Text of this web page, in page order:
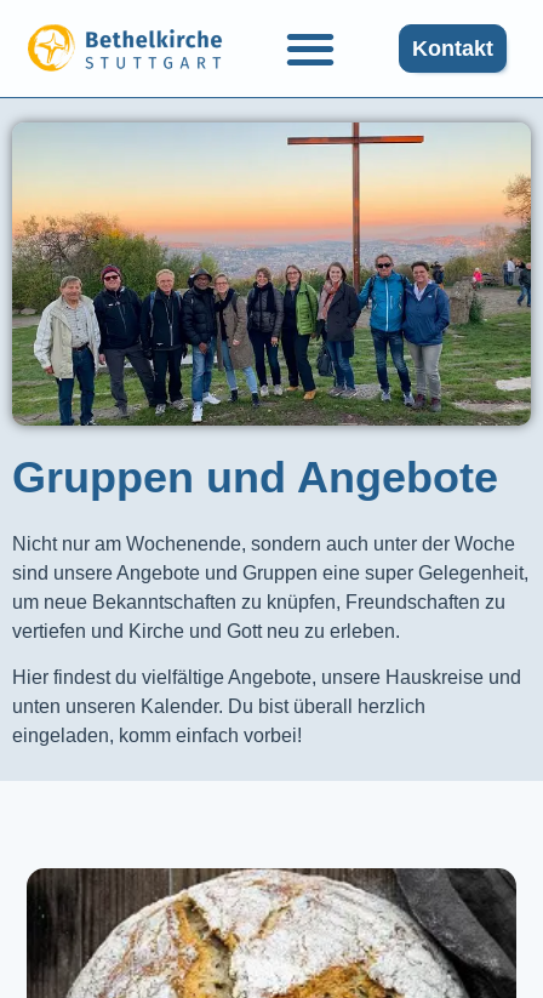
Kontakt
Gruppen und Angebote​
Nicht nur am Wochenende, sondern auch unter der Woche
sind unsere Angebote und Gruppen eine super Gelegenheit,
um neue Bekanntschaften zu knüpfen, Freundschaften zu
vertiefen und Kirche und Gott neu zu erleben.
Hier findest du vielfältige Angebote, unsere Hauskreise und
unten unseren Kalender. Du bist überall herzlich
eingeladen, komm einfach vorbei!